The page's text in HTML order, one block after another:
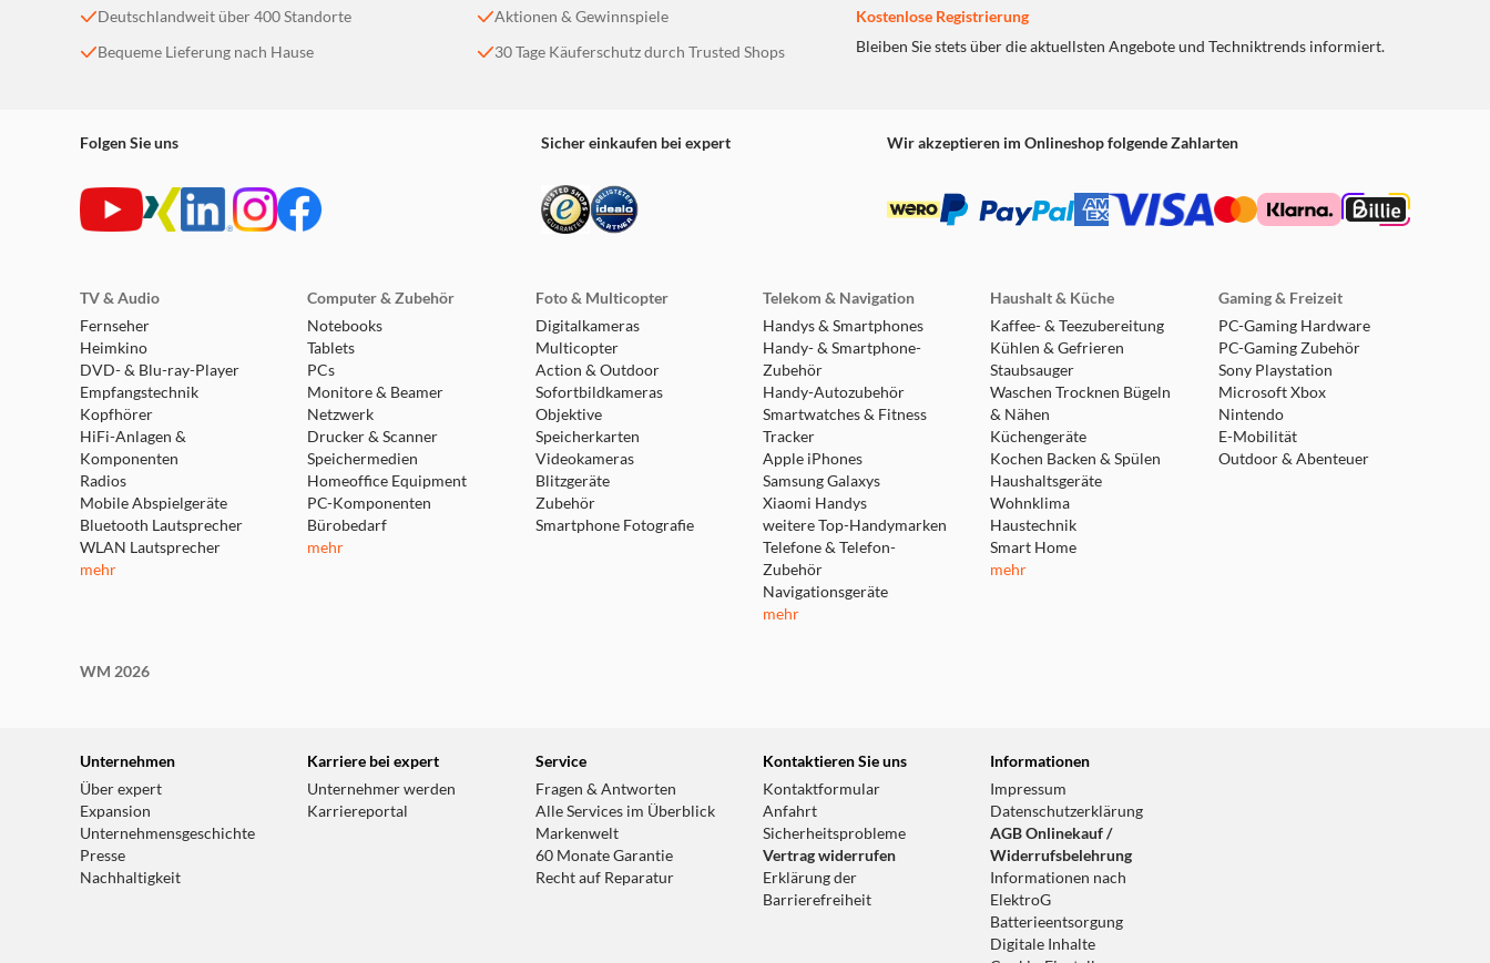
Deutschlandweit über 400 Standorte
Bequeme Lieferung nach Hause
Aktionen & Gewinnspiele
30 Tage Käuferschutz durch Trusted Shops
Kostenlose Registrierung
Bleiben Sie stets über die aktuellsten Angebote und Techniktrends informiert.
Folgen Sie uns Sicher einkaufen bei expert Wir akzeptieren im Onlineshop folgende Zahlarten
TV & Audio
Fernseher
Heimkino
DVD- & Blu-ray-Player
Empfangstechnik
Kopfhörer
HiFi-Anlagen &
Komponenten
Radios
Mobile Abspielgeräte
Bluetooth Lautsprecher
WLAN Lautsprecher
mehr
Computer & Zubehör
Notebooks
Tablets
PCs
Monitore & Beamer
Netzwerk
Drucker & Scanner
Speichermedien
Homeoffice Equipment
PC-Komponenten
Bürobedarf
mehr
Foto & Multicopter
Digitalkameras
Multicopter
Action & Outdoor
Sofortbildkameras
Objektive
Speicherkarten
Videokameras
Blitzgeräte
Zubehör
Smartphone Fotografie
Telekom & Navigation
Handys & Smartphones
Handy- & Smartphone-
Zubehör
Handy-Autozubehör
Smartwatches & Fitness
Tracker
Apple iPhones
Samsung Galaxys
Xiaomi Handys
weitere Top-Handymarken
Telefone & Telefon-
Zubehör
Navigationsgeräte
mehr
Haushalt & Küche
Kaffee- & Teezubereitung
Kühlen & Gefrieren
Staubsauger
Waschen Trocknen Bügeln
& Nähen
Küchengeräte
Kochen Backen & Spülen
Haushaltsgeräte
Wohnklima
Haustechnik
Smart Home
mehr
Gaming & Freizeit
PC-Gaming Hardware
PC-Gaming Zubehör
Sony Playstation
Microsoft Xbox
Nintendo
E-Mobilität
Outdoor & Abenteuer
WM 2026
Unternehmen
Über expert
Expansion
Unternehmensgeschichte
Presse
Nachhaltigkeit
Karriere bei expert
Unternehmer werden
Karriereportal
Service
Fragen & Antworten
Alle Services im Überblick
Markenwelt
60 Monate Garantie
Recht auf Reparatur
Kontaktieren Sie uns
Kontaktformular
Anfahrt
Sicherheitsprobleme
Vertrag widerrufen
Erklärung der
Barrierefreiheit
Informationen
Impressum
Datenschutzerklärung
AGB Onlinekauf /
Widerrufsbelehrung
Informationen nach
ElektroG
Batterieentsorgung
Digitale Inhalte